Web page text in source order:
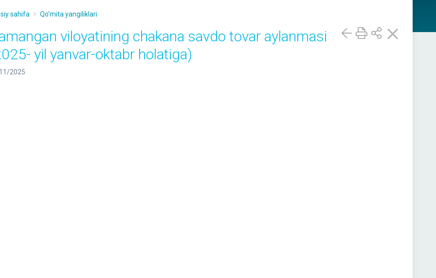
sahifa Qo'mita yangiliklari
viloyatining chakana savdo tovar aylanmasi
yil yanvar-oktabr holatiga)
2025